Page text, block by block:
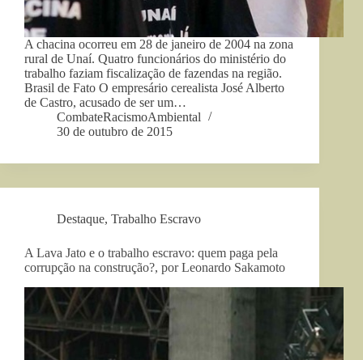
A chacina ocorreu em 28 de janeiro de 2004 na zona
rural de Unaí. Quatro funcionários do ministério do
trabalho faziam fiscalização de fazendas na região.
Brasil de Fato O empresário cerealista José Alberto
de Castro, acusado de ser um…
CombateRacismoAmbiental
30 de outubro de 2015
Destaque, Trabalho Escravo
A Lava Jato e o trabalho escravo: quem paga pela
corrupção na construção?, por Leonardo Sakamoto